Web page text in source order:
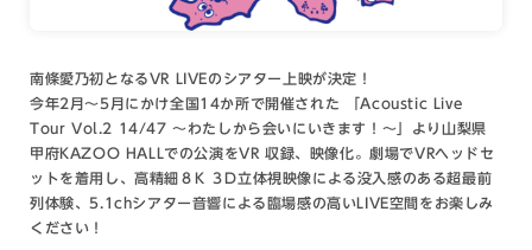
南條愛乃初となるVR LIVEのシアター上映が決定！
今年2月～5月にかけ全国14か所で開催された 「Acoustic Live
Tour Vol.2 14/47 ～わたしから会いにいきます！～」より山梨県
甲府KAZOO HALLでの公演をVR 収録、映像化。劇場でVRヘッドセ
ットを着用し、高精細８K ３D立体視映像による没入感のある超最前
列体験、5.1chシアター音響による臨場感の高いLIVE空間をお楽しみ
ください！